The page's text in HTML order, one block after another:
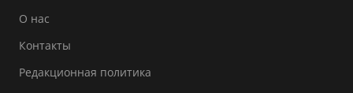
О нас
Контакты
Редакционная политика